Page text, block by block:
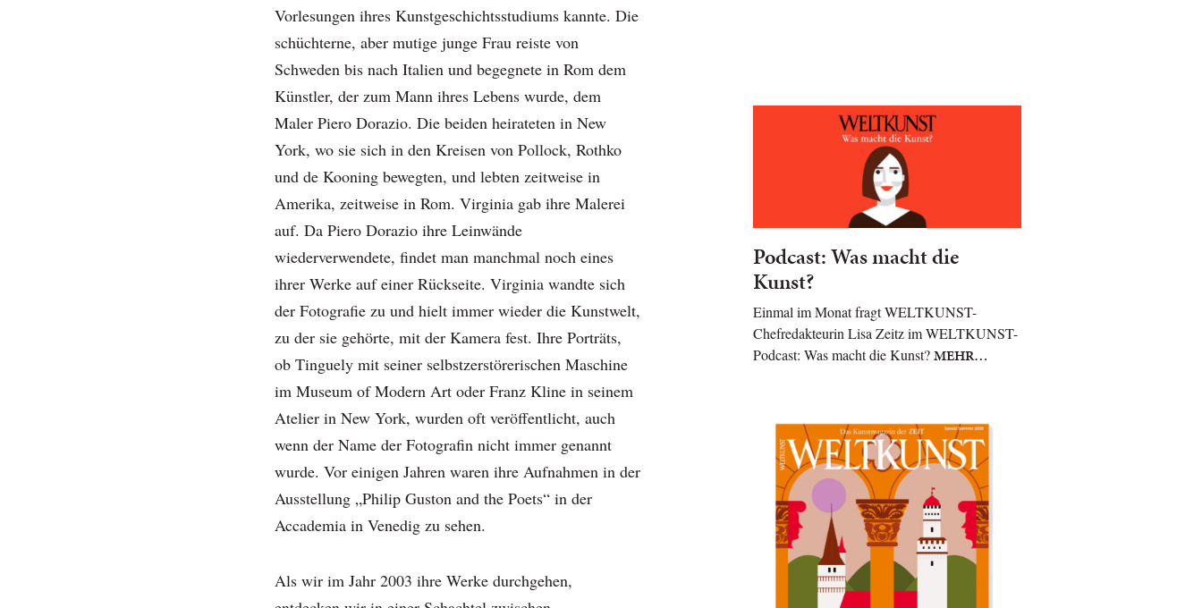
Vorlesungen ihres Kunstgeschichtsstudiums kannte. Die
schüchterne, aber mutige junge Frau reiste von
Schweden bis nach Italien und begegnete in Rom dem
Künstler, der zum Mann ihres Lebens wurde, dem
Maler Piero Dorazio. Die beiden heirateten in New
York, wo sie sich in den Kreisen von Pollock, Rothko
und de Kooning bewegten, und lebten zeitweise in
Amerika, zeitweise in Rom. Virginia gab ihre Malerei
auf. Da Piero Dorazio ihre Leinwände
wiederverwendete, findet man manchmal noch eines
ihrer Werke auf einer Rückseite. Virginia wandte sich
der Fotografie zu und hielt immer wieder die Kunstwelt,
zu der sie gehörte, mit der Kamera fest. Ihre Porträts,
ob Tinguely mit seiner selbstzerstörerischen Maschine
im Museum of Modern Art oder Franz Kline in seinem
Atelier in New York, wurden oft veröffentlicht, auch
wenn der Name der Fotografin nicht immer genannt
wurde. Vor einigen Jahren waren ihre Aufnahmen in der
Ausstellung „Philip Guston and the Poets“ in der
Accademia in Venedig zu sehen.
Als wir im Jahr 2003 ihre Werke durchgehen,
Podcast: Was macht die
Kunst?
Einmal im Monat fragt WELTKUNST-
Chefredakteurin Lisa Zeitz im WELTKUNST-
Podcast: Was macht die Kunst?MEHR…